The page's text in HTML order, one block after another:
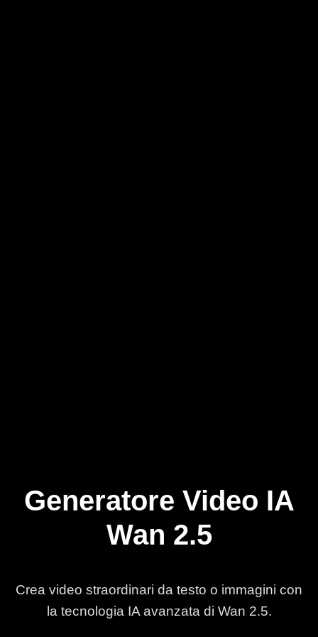
Generatore Video IA
Wan 2.5
Crea video straordinari da testo o immagini con
la tecnologia IA avanzata di Wan 2.5.